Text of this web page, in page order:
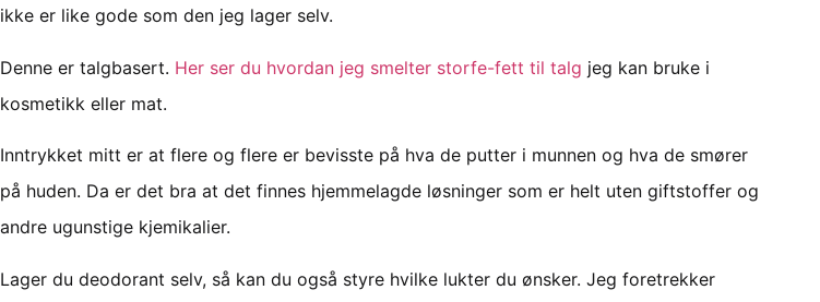
ikke er like gode som den jeg lager selv.
Denne er talgbasert. Her ser du hvordan jeg smelter storfe-fett til talg jeg kan bruke i
kosmetikk eller mat.
Inntrykket mitt er at flere og flere er bevisste på hva de putter i munnen og hva de smører
på huden. Da er det bra at det finnes hjemmelagde løsninger som er helt uten giftstoffer og
andre ugunstige kjemikalier.
Lager du deodorant selv, så kan du også styre hvilke lukter du ønsker. Jeg foretrekker